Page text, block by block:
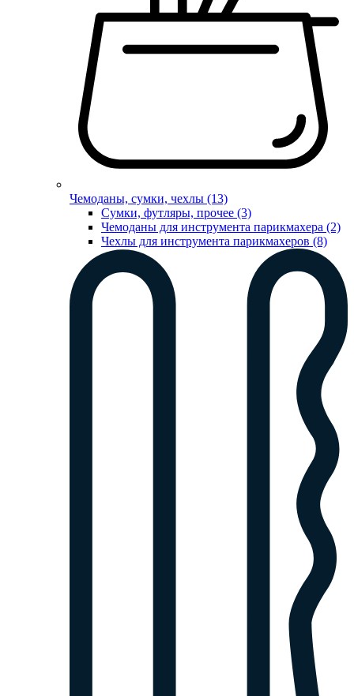
Чемоданы, сумки, чехлы (13)
Сумки, футляры, прочее (3)
Чемоданы для инструмента парикмахера (2)
Чехлы для инструмента парикмахеров (8)